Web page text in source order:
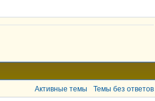
Активные темы Темы без ответов